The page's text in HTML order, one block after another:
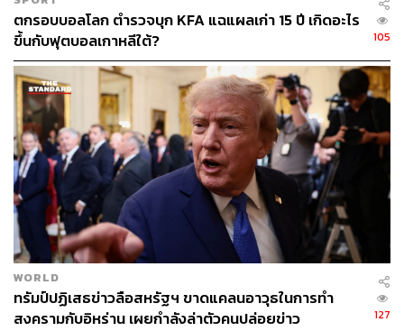
ตกรอบบอลโลก ตำรวจบุก KFA แฉแผลเก่า 15 ปี เกิดอะไร
ขึ้นกับฟุตบอลเกาหลีใต้?
105
WORLD
ทรัมป์ปฏิเสธข่าวลือสหรัฐฯ ขาดแคลนอาวุธในการทำ
สงครามกับอิหร่าน เผยกำลังล่าตัวคนปล่อยข่าว
127